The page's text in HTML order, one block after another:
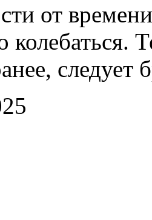
от
колебаться.
следует